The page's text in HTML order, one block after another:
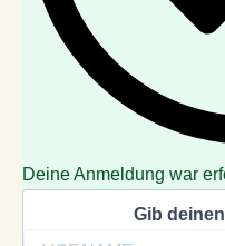
Deine Anmeldung war
Gib